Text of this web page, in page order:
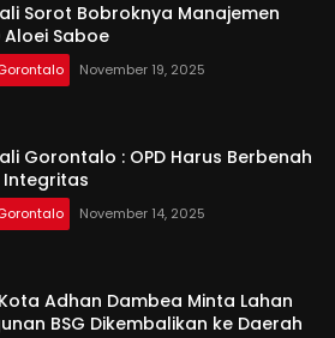
Sorot Bobroknya Manajemen
Aloei Saboe
November 19, 2025
Gorontalo : OPD Harus Berbenah
Integritas
November 14, 2025
Adhan Dambea Minta Lahan
BSG Dikembalikan ke Daerah